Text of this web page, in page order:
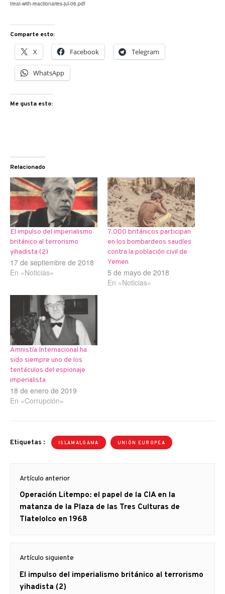
treat-with-reactionaries-jul-06.pdf
Comparte esto:
X Facebook Telegram
WhatsApp
Me gusta esto:
Relacionado
El impulso del imperialismo
británico al terrorismo
yihadista (2)
17 de septiembre de 2018
En «Noticias»
7.000 británicos participan
en los bombardeos saudíes
contra la población civil de
Yemen
5 de mayo de 2018
En «Noticias»
Amnistía Internacional ha
sido siempre uno de los
tentáculos del espionaje
imperialista
18 de enero de 2019
En «Corrupción»
Etiquetas : ISLAMALGAMA UNIÓN EUROPEA
de
entradas
Artículo anterior
Artículo
anterior
Operación Litempo: el papel de la CIA en la
matanza de la Plaza de las Tres Culturas de
Tlatelolco en 1968
Artículo siguiente
Artículo
siguiente:
El impulso del imperialismo británico al terrorismo
yihadista (2)